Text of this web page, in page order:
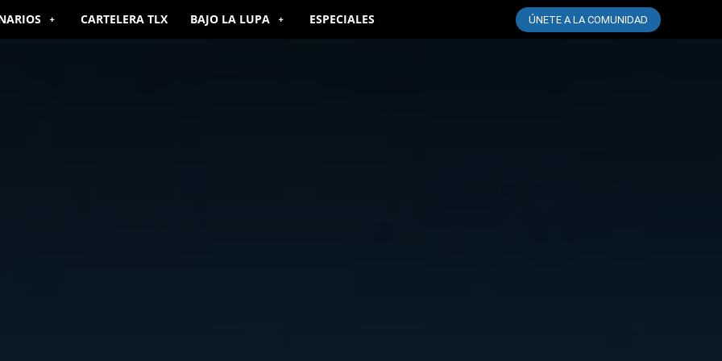
CARTELERA TLX BAJO LA LUPA ESPECIALES ÚNETE A LA COMUNIDAD